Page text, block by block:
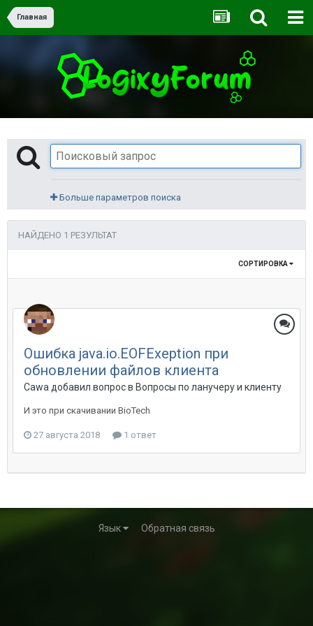
Главная
Больше параметров поиска
НАЙДЕНО 1 РЕЗУЛЬТАТ
СОРТИРОВКА
Ошибка java.io.EOFExeption при
обновлении файлов клиента
Cawa добавил вопрос в Вопросы по ланучеру и клиенту
И это при скачивании BioTech
27 августа 2018 1 ответ
Язык Обратная связь